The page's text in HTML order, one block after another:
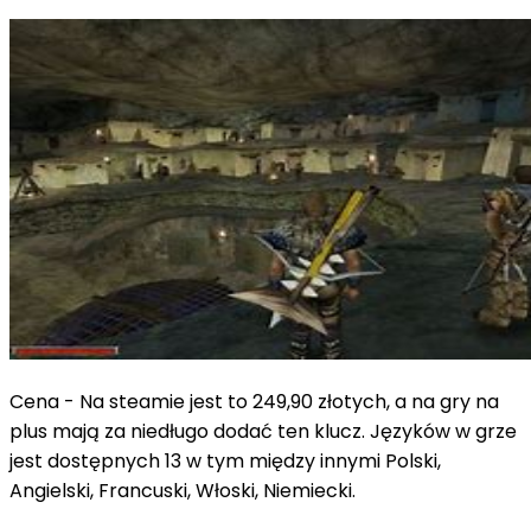
Cena - Na steamie jest to249,90 złotych, a na gry na
plus mają za niedługo dodać ten klucz. Języków w grze
jest dostępnych 13 w tym między innymi Polski,
Angielski, Francuski, Włoski, Niemiecki.